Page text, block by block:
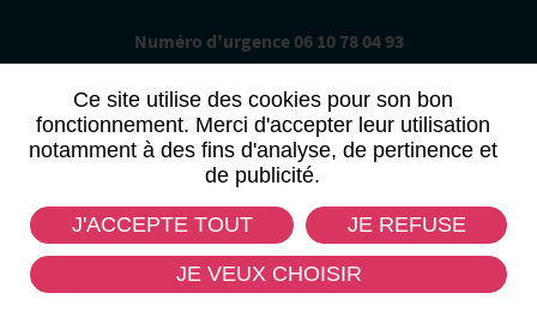
Ce site utilise des cookies pour son bon
fonctionnement. Merci d'accepter leur utilisation
notamment à des fins d'analyse, de pertinence et
de publicité.
J'ACCEPTE TOUT JE REFUSE
JE VEUX CHOISIR
Numéro d'urgence 06 10 78 04 93
CONTACTEZ-NOUS
Données personnelles